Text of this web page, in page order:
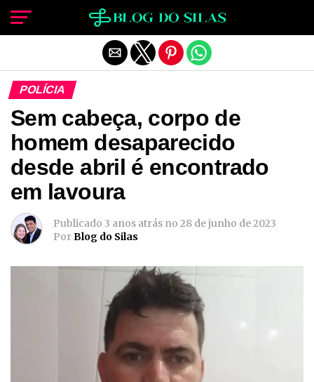
POLÍCIA
Sem cabeça, corpo de
homem desaparecido
desde abril é encontrado
em lavoura
Publicado 3 anos atrás no 28 de junho de 2023
PorBlog do Silas
Sair da versão mobile